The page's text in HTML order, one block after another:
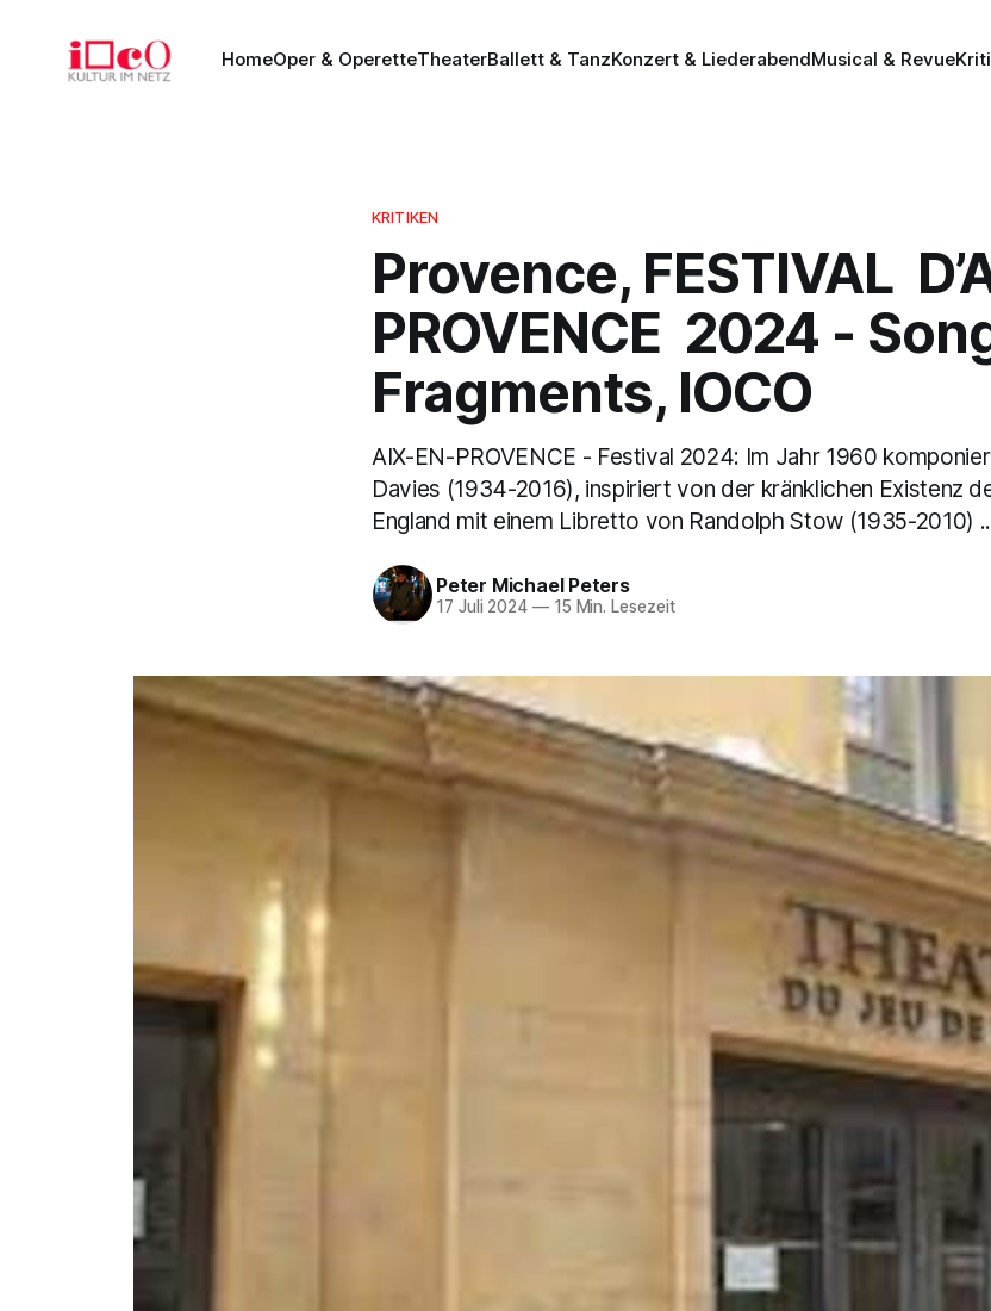
HomeOper & OperetteTheaterBallett & TanzKonzert & LiederabendMusical & Revue
KRITIKEN
Provence, FESTIVAL
PROVENCE 2024 -
Fragments, IOCO
AIX-EN-PROVENCE - Festival 2024: Im Jahr 1960
Davies (1934-2016), inspiriert von der kränklichen Existenz
England mit einem Libretto von Randolph Stow (1935-2010)
Peter Michael Peters
17 Juli 2024 —15 Min. Lesezeit